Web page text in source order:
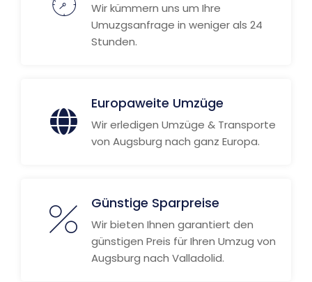
Wir kümmern uns um Ihre
Umuzgsanfrage in weniger als 24
Stunden.
Europaweite Umzüge
Wir erledigen Umzüge & Transporte
von Augsburg nach ganz Europa.
Günstige Sparpreise
Wir bieten Ihnen garantiert den
günstigen Preis für Ihren Umzug von
Augsburg nach Valladolid.